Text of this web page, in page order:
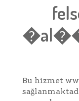
Bu hizmet